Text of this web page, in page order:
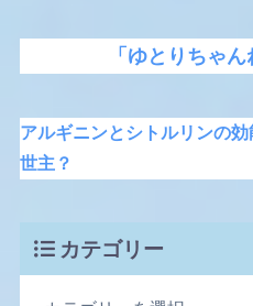
「ゆとりちゃ
アルギニンとシトルリンの
世主？
カテゴリー